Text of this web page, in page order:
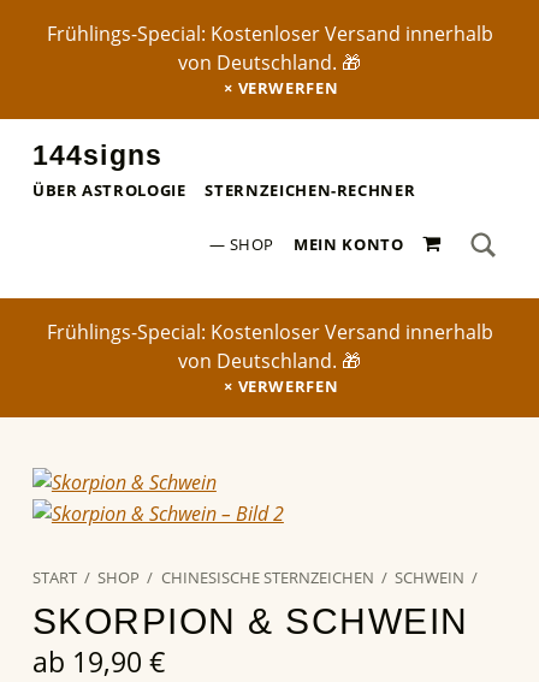
Frühlings-Special: Kostenloser Versand innerhalb
von Deutschland. 🎁
VERWERFEN
144signs
ÜBER ASTROLOGIE STERNZEICHEN-RECHNER
SHOP MEIN KONTO 0 ARTIKEL
Search for:
Frühlings-Special: Kostenloser Versand innerhalb
von Deutschland. 🎁
VERWERFEN
START / SHOP / CHINESISCHE STERNZEICHEN / SCHWEIN /
SKORPION & SCHWEIN
ab 19,90 €